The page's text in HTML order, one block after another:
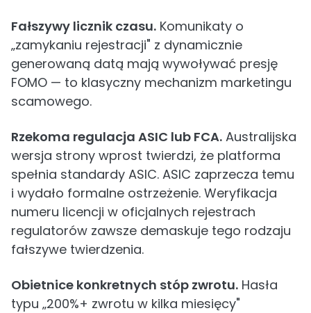
Fałszywy licznik czasu. Komunikaty o
„zamykaniu rejestracji" z dynamicznie
generowaną datą mają wywoływać presję
FOMO — to klasyczny mechanizm marketingu
scamowego.
Rzekoma regulacja ASIC lub FCA. Australijska
wersja strony wprost twierdzi, że platforma
spełnia standardy ASIC. ASIC zaprzecza temu
i wydało formalne ostrzeżenie. Weryfikacja
numeru licencji w oficjalnych rejestrach
regulatorów zawsze demaskuje tego rodzaju
fałszywe twierdzenia.
Obietnice konkretnych stóp zwrotu. Hasła
typu „200%+ zwrotu w kilka miesięcy"